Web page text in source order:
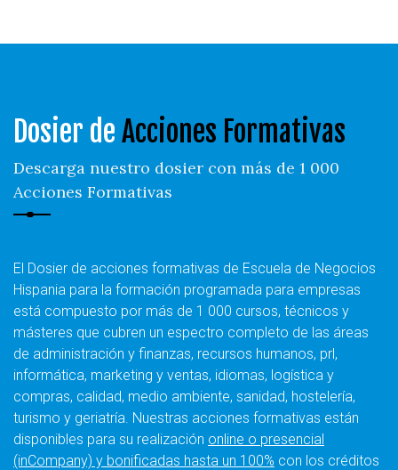
Dosier de Acciones Formativas
Descarga nuestro dosier con más de 1 000
Acciones Formativas
El Dosier de acciones formativas de Escuela de Negocios
Hispania para la formación programada para empresas
está compuesto por más de 1 000 cursos, técnicos y
másteres que cubren un espectro completo de las áreas
de administración y finanzas, recursos humanos, prl,
informática, marketing y ventas, idiomas, logística y
compras, calidad, medio ambiente, sanidad, hostelería,
turismo y geriatría. Nuestras acciones formativas están
disponibles para su realización online o presencial
(inCompany) y bonificadas hasta un 100% con los créditos